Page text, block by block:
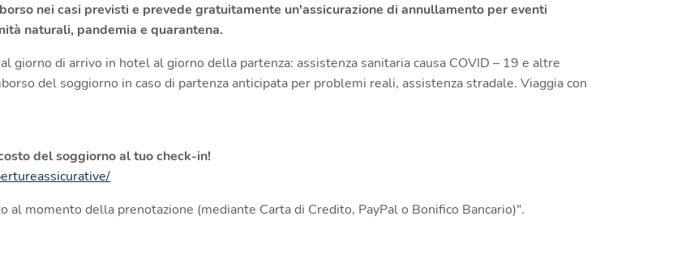
nei casi previsti e prevede gratuitamente un'assicurazione di annullamento per eventi
naturali, pandemia e quarantena.
giorno di arrivo in hotel al giorno della partenza: assistenza sanitaria causa COVID – 19 e altre
del soggiorno in caso di partenza anticipata per problemi reali, assistenza stradale. Viaggia con
del soggiorno al tuo check-in!
momento della prenotazione (mediante Carta di Credito, PayPal o Bonifico Bancario)".